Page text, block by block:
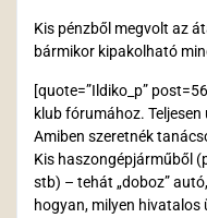
Kis pénzből megvolt az
bármikor kipakolható
[quote=”Ildiko_p”
klub fórumához.
Amiben szeretnék
Kis haszongépjárműből
stb) – tehát „doboz”
hogyan, milyen hivatalos